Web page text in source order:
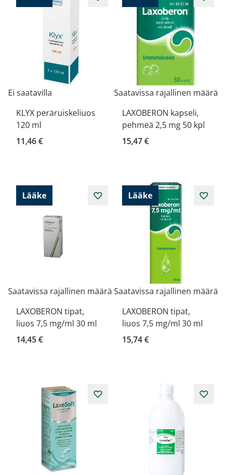
Ei saatavilla
KLYX peräruiskeliuos
120 ml
11,46 €
Saatavissa rajallinen määrä
LAXOBERON kapseli,
pehmeä 2,5 mg 50 kpl
15,47 €
Lääke
Saatavissa rajallinen määrä
LAXOBERON tipat,
liuos 7,5 mg/ml 30 ml
14,45 €
Lääke
Saatavissa rajallinen määrä
LAXOBERON tipat,
liuos 7,5 mg/ml 30 ml
15,74 €